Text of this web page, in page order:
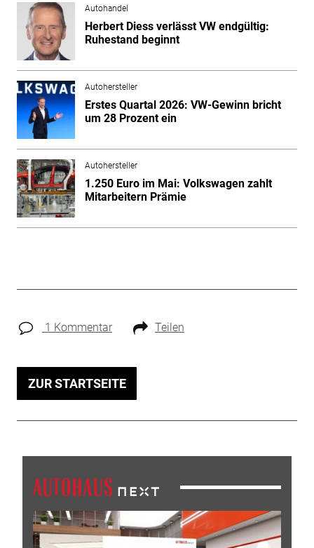
Autohandel
Herbert Diess verlässt VW endgültig:
Ruhestand beginnt
Autohersteller
Erstes Quartal 2026: VW-Gewinn bricht
um 28 Prozent ein
Autohersteller
1.250 Euro im Mai: Volkswagen zahlt
Mitarbeitern Prämie
1 Kommentar Teilen
ZUR STARTSEITE